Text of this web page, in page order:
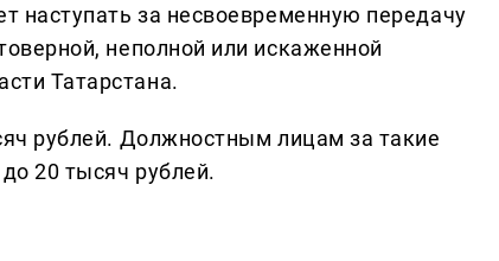
наступать за несвоевременную передачу
неполной или искаженной
Татарстана.
рублей. Должностным лицам за такие
20 тысяч рублей.